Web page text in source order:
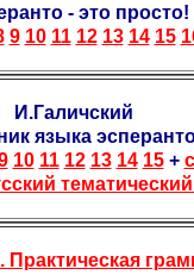
- это просто!
9 10 11 12 13 14 15
И.Галичский
языка
10 11 12 13 14 15+
Практическая